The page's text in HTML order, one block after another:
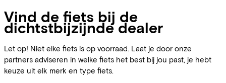
Vind de fiets bij de
dichtstbijzijnde dealer
Let op! Niet elke fiets is op voorraad. Laat je door onze
partners adviseren in welke fiets het best bij jou past, je hebt
keuze uit elk merk en type fiets.